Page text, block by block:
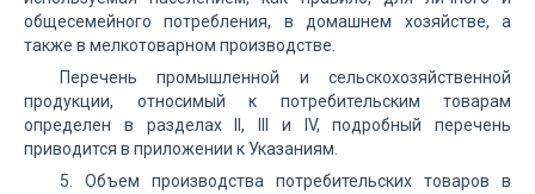
общесемейного потребления, в домашнем хозяйстве, а
также в мелкотоварном производстве.
Перечень промышленной и сельскохозяйственной
продукции, относимый к потребительским товарам
определен в разделах II, III и IV, подробный перечень
приводится в приложении к Указаниям.
5. Объем производства потребительских товаров в